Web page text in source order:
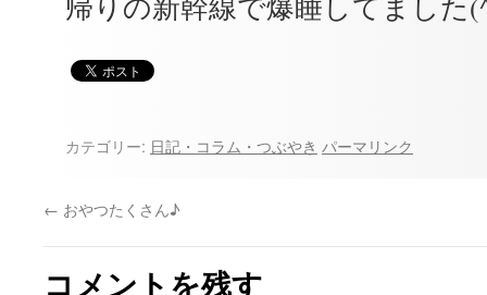
カテゴリー: 日記・コラム・つぶやき パーマリンク
← おやつたくさん♪
コメントを残す